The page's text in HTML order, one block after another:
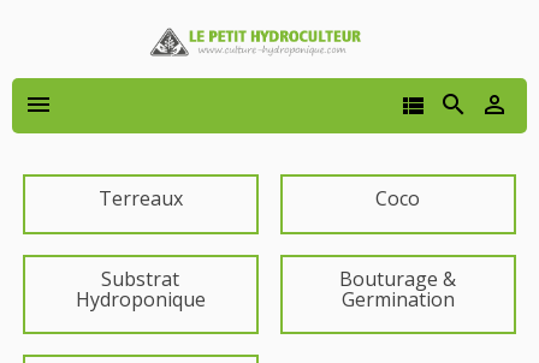
 


Terreaux Coco
Substrat
Hydroponique
Bouturage &
Germination